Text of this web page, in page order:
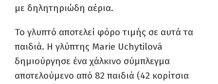
με δηλητηριώδη αέρια.
Το γλυπτό αποτελεί φόρο τιμής σε αυτά τα
παιδιά. Η γλύπτης Marie Uchytilová
δημιούργησε ένα χάλκινο σύμπλεγμα
αποτελούμενο από 82 παιδιά (42 κορίτσια